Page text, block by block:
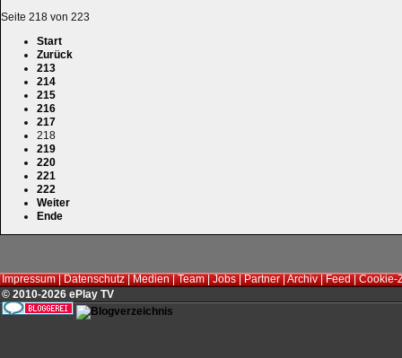
Seite 218 von 223
Start
Zurück
213
214
215
216
217
218
219
220
221
222
Weiter
Ende
Impressum|Datenschutz|Medien|Team|Jobs|Partner|Archiv|Feed|Cookie-
© 2010-2026 ePlay TV